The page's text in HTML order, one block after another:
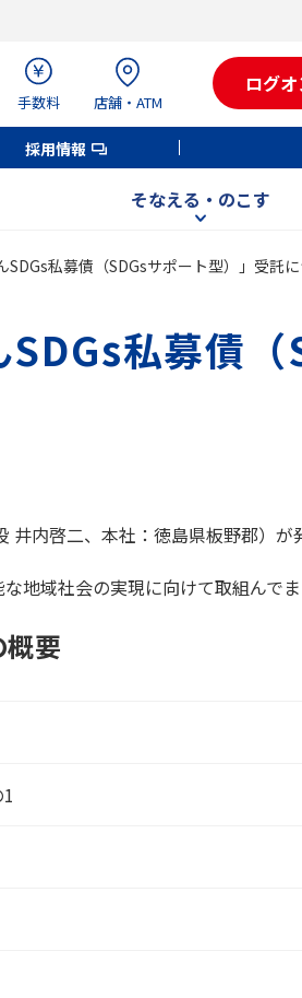
手数料 店舗・ATM
ログオ
採用情報
そなえる・のこす
私募債（SDGsサポート型）」受託
私募債（
内啓二、本社：徳島県板野郡）が
地域社会の実現に向けて取組んでま
概要